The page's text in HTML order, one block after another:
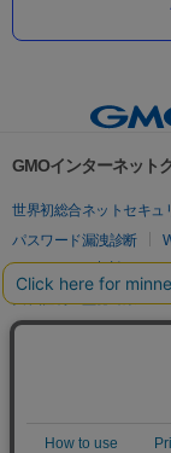
GMOインターネット
世界初総合ネットセキュ
パスワード漏洩診断
セキュリティ相談AIチャ
実在証明・盗聴対策
サイバー攻撃対策（